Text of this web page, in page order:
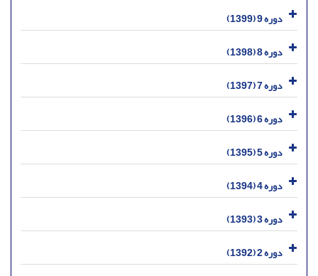
دوره 9 (1399)
دوره 8 (1398)
دوره 7 (1397)
دوره 6 (1396)
دوره 5 (1395)
دوره 4 (1394)
دوره 3 (1393)
دوره 2 (1392)